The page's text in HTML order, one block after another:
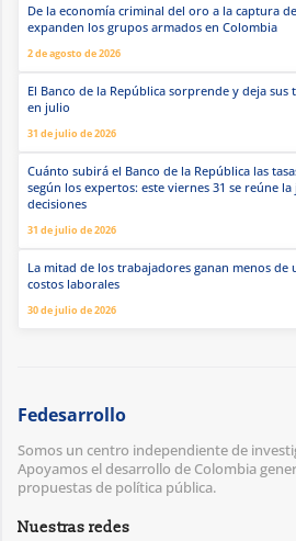
De la economía criminal del oro a la captura
expanden los grupos armados en Colombia
2 de agosto de 2026
El Banco de la República sorprende y deja sus
en julio
31 de julio de 2026
Cuánto subirá el Banco de la República las
según los expertos: este viernes 31 se reúne
decisiones
31 de julio de 2026
La mitad de los trabajadores ganan menos
costos laborales
30 de julio de 2026
Fedesarrollo
Somos un centro independiente de
Apoyamos el desarrollo de Colombia
propuestas de política pública.
Nuestras redes